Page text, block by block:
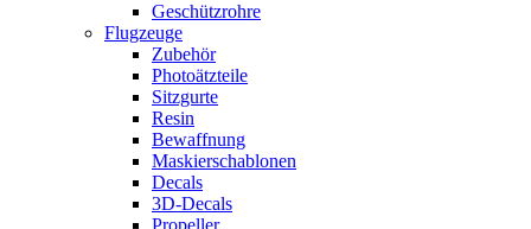
Geschützrohre
Flugzeuge
Zubehör
Photoätzteile
Sitzgurte
Resin
Bewaffnung
Maskierschablonen
Decals
3D-Decals
Propeller